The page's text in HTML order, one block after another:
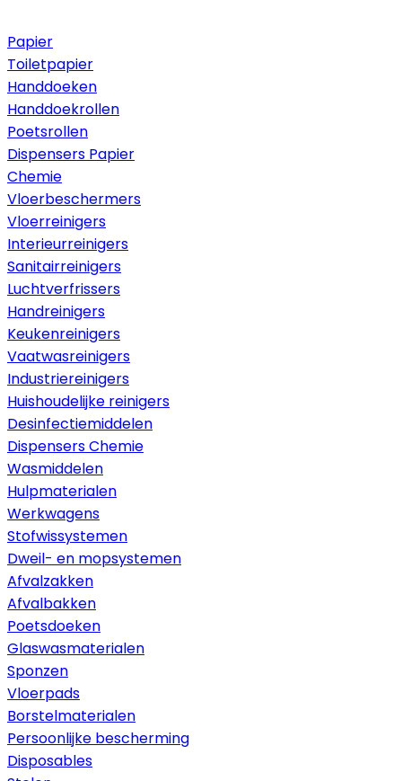
Papier
Toiletpapier
Handdoeken
Handdoekrollen
Poetsrollen
Dispensers Papier
Chemie
Vloerbeschermers
Vloerreinigers
Interieurreinigers
Sanitairreinigers
Luchtverfrissers
Handreinigers
Keukenreinigers
Vaatwasreinigers
Industriereinigers
Huishoudelijke reinigers
Desinfectiemiddelen
Dispensers Chemie
Wasmiddelen
Hulpmaterialen
Werkwagens
Stofwissystemen
Dweil- en mopsystemen
Afvalzakken
Afvalbakken
Poetsdoeken
Glaswasmaterialen
Sponzen
Vloerpads
Borstelmaterialen
Persoonlijke bescherming
Disposables